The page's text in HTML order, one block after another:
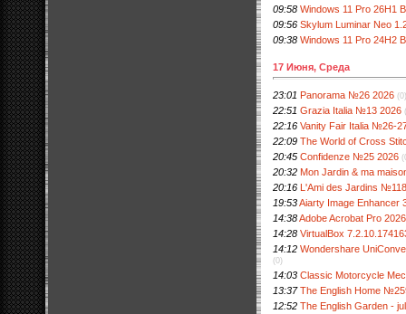
09:58 Windows 11 Pro 26H1
09:56 Skylum Luminar Neo
09:38 Windows 11 Pro 24H2
17 Июня, Среда
23:01 Panorama №26 2026 (0)
22:51 Grazia Italia №13 2026
22:16 Vanity Fair Italia №26-
22:09 The World of Cross
20:45 Confidenze №25 2026
20:32 Mon Jardin & ma
20:16 L'Ami des Jardins
19:53Aiarty Image Enhancer
14:38Adobe Acrobat Pro
14:28 VirtualBox
14:12 Wondershare
(0)
14:03 Classic Motorcycle
13:37 The English Home
12:52 The English Garden -